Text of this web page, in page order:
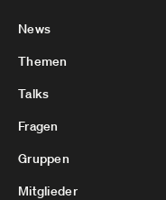
News
Themen
Talks
Fragen
Gruppen
Mitglieder